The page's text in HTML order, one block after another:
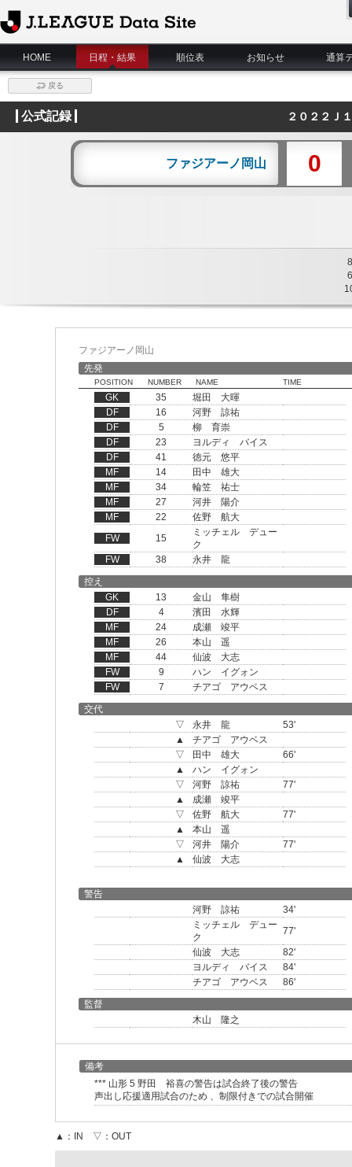
J.League Data Site
HOME
日程・結果 順位表 お知らせ 通算
戻る
公式記録 ２０２２Ｊ
ファジアーノ岡山 0
8
6
ファジアーノ岡山
先発
POSITION NUMBER NAME TIME
GK 35
堀田 大暉
DF
16
河野 諒祐
DF
5
柳 育崇
DF
23
ヨルディ バイス
DF
41
徳元 悠平
MF
14
田中 雄大
MF
34
輪笠 祐士
MF
27
河井 陽介
MF
22
佐野 航大
FW
15
ミッチェル デュー
ク
FW
38
永井 龍
控え
GK
13
金山 隼樹
DF
4
濱田 水輝
MF
24
成瀬 竣平
MF
26
本山 遥
MF
44
仙波 大志
FW
9
ハン イグォン
FW
7
チアゴ アウベス
交代
▽
永井 龍
53'
▲
チアゴ アウベス
▽
田中 雄大
66'
▲
ハン イグォン
▽
河野 諒祐
77'
▲
成瀬 竣平
▽
佐野 航大
77'
▲
本山 遥
▽
河井 陽介
77'
▲
仙波 大志
警告
河野 諒祐
34'
ミッチェル デュー
ク
77'
仙波 大志
82'
ヨルディ バイス
84'
チアゴ アウベス
86'
監督
木山 隆之
備考
*** 山形 5 野田 裕喜の警告は試合終了後の警告
声出し応援適用試合のため 、制限付きでの試合開催
▲：IN ▽：OUT